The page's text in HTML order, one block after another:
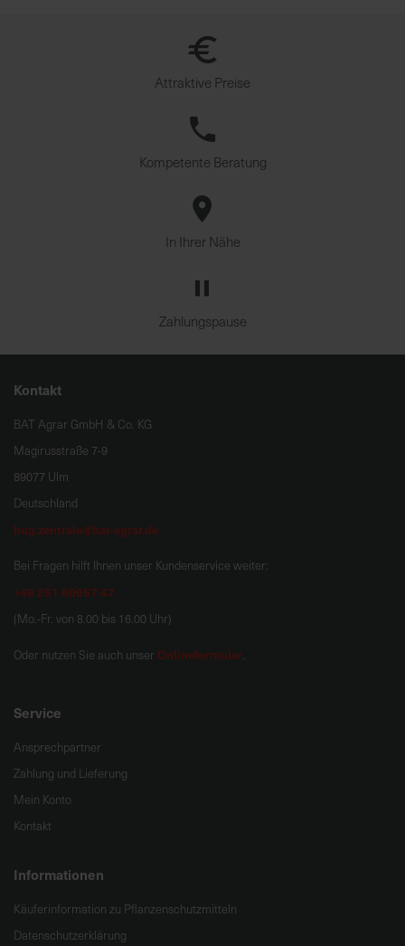
Attraktive Preise
Kompetente Beratung
In Ihrer Nähe
Zahlungspause
Kontakt
BAT Agrar GmbH & Co. KG
Magirusstraße 7-9
89077 Ulm
Deutschland
hug.zentrale@bat-agrar.de
Bei Fragen hilft Ihnen unser Kundenservice weiter:
+49 251 60957 47
(Mo.-Fr. von 8.00 bis 16.00 Uhr)
Oder nutzen Sie auch unser Onlineformular.
Service
Ansprechpartner
Zahlung und Lieferung
Mein Konto
Kontakt
Informationen
Käuferinformation zu Pflanzenschutzmitteln
Datenschutzerklärung